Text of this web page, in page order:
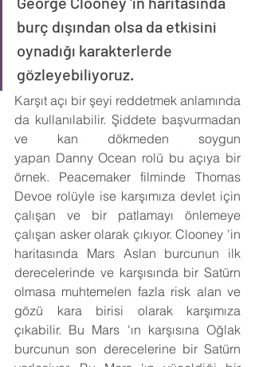
burç dışından olsa da etkisini
oynadığı karakterlerde
gözleyebiliyoruz.
Karşıt açı bir şeyi reddetmek anlamında
da kullanılabilir. Şiddete başvurmadan
ve kan dökmeden soygun
yapan Danny Ocean rolü bu açıya bir
örnek. Peacemaker filminde Thomas
Devoe rolüyle ise karşımıza devlet için
çalışan ve bir patlamayı önlemeye
çalışan asker olarak çıkıyor. Clooney 'in
haritasında Mars Aslan burcunun ilk
derecelerinde ve karşısında bir Satürn
olmasa muhtemelen fazla risk alan ve
gözü kara birisi olarak karşımıza
çıkabilir. Bu Mars 'ın karşısına Oğlak
burcunun son derecelerine bir Satürn